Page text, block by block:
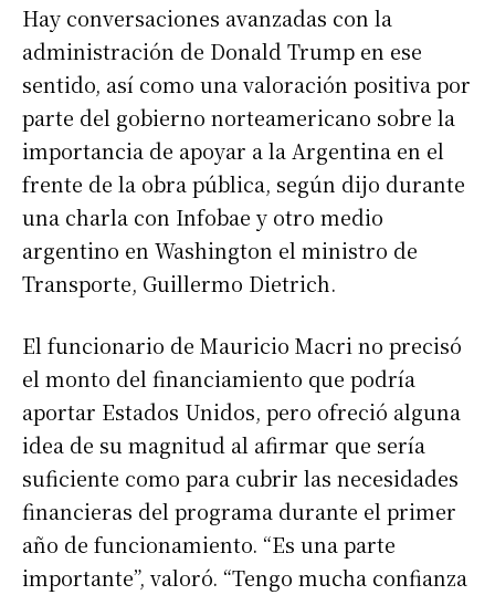
Hay conversaciones avanzadas con la
administración de Donald Trump en ese
sentido, así como una valoración positiva por
parte del gobierno norteamericano sobre la
importancia de apoyar a la Argentina en el
frente de la obra pública, según dijo durante
una charla con Infobae y otro medio
argentino en Washington el ministro de
Transporte, Guillermo Dietrich.
El funcionario de Mauricio Macri no precisó
el monto del financiamiento que podría
aportar Estados Unidos, pero ofreció alguna
idea de su magnitud al afirmar que sería
suficiente como para cubrir las necesidades
financieras del programa durante el primer
año de funcionamiento. “Es una parte
importante”, valoró. “Tengo mucha confianza